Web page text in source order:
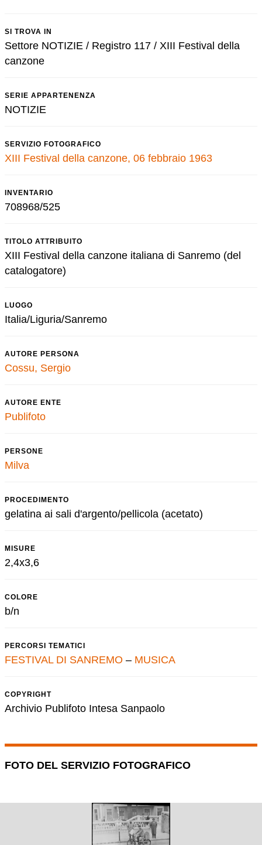
SI TROVA IN
Settore NOTIZIE / Registro 117 / XIII Festival della
canzone
SERIE APPARTENENZA
NOTIZIE
SERVIZIO FOTOGRAFICO
XIII Festival della canzone, 06 febbraio 1963
INVENTARIO
708968/525
TITOLO ATTRIBUITO
XIII Festival della canzone italiana di Sanremo (del
catalogatore)
LUOGO
Italia/Liguria/Sanremo
AUTORE PERSONA
Cossu, Sergio
AUTORE ENTE
Publifoto
PERSONE
Milva
PROCEDIMENTO
gelatina ai sali d'argento/pellicola (acetato)
MISURE
2,4x3,6
COLORE
b/n
PERCORSI TEMATICI
FESTIVAL DI SANREMO – MUSICA
COPYRIGHT
Archivio Publifoto Intesa Sanpaolo
FOTO DEL SERVIZIO FOTOGRAFICO